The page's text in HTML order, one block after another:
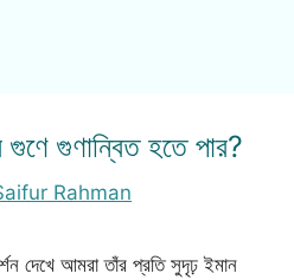
গুণান্বিত হতে পার?
Rahman
দেখে আমরা তাঁর প্রতি সুদৃঢ় ইমান